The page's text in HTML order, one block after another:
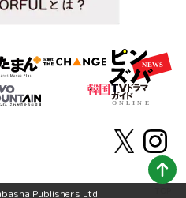
Publishers Ltd.